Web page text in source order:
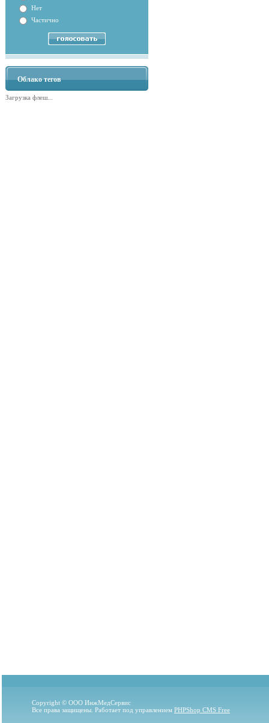
Нет
Частично
Облако тегов
Загрузка флеш...
Copyright © ООО ИнжМедСервис
Все права защищены. Работает под управлением PHPShop CMS Free